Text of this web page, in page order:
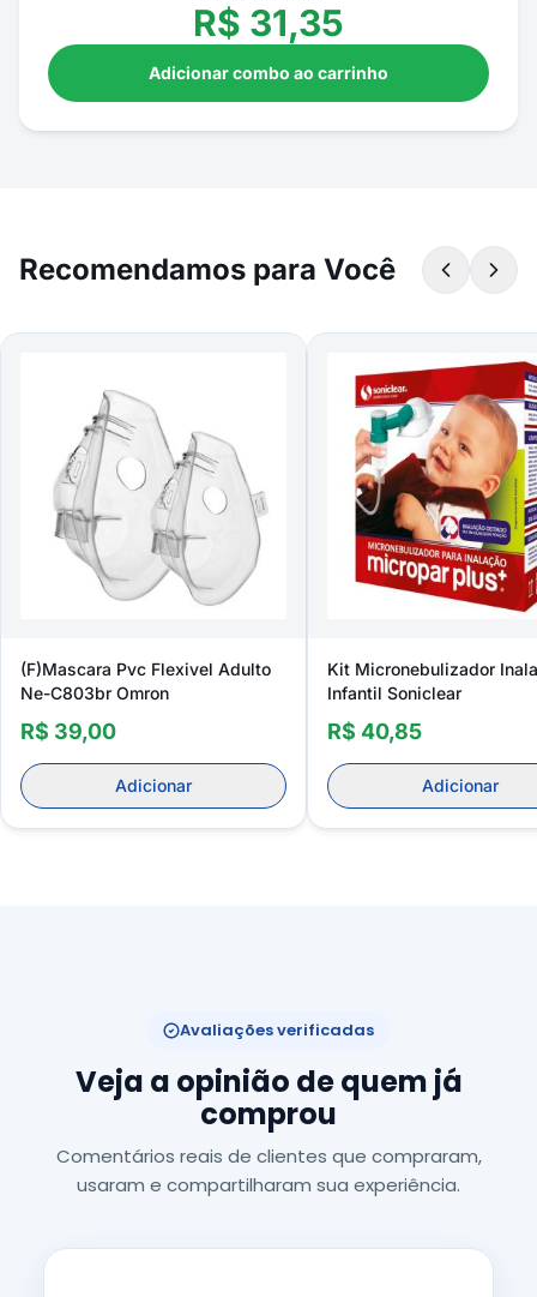
R$ 31,35
Adicionar combo ao carrinho
Recomendamos para Você
(F)Mascara Pvc Flexivel Adulto
Ne-C803br Omron
R$ 39,00
Adicionar
Kit Micronebulizador
Infantil Soniclear
R$ 40,85
Adicionar
Avaliações verificadas
Veja a opinião de quem já
comprou
Comentários reais de clientes que compraram,
usaram e compartilharam sua experiência.